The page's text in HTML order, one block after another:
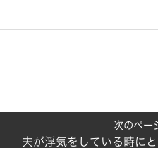
夫が浮気をしている時に